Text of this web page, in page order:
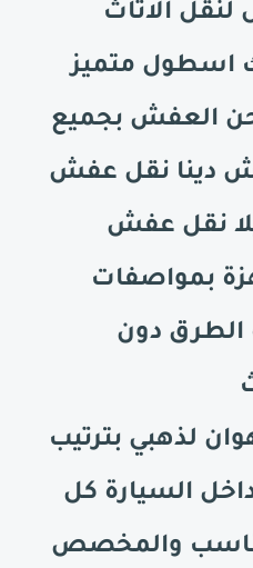
الاثاث
اسطول متميز
العفش بجميع
دينا نقل عفش
نقل عفش
بمواصفات
الطرق دون
لذهبي بترتيب
السيارة كل
والمخصص